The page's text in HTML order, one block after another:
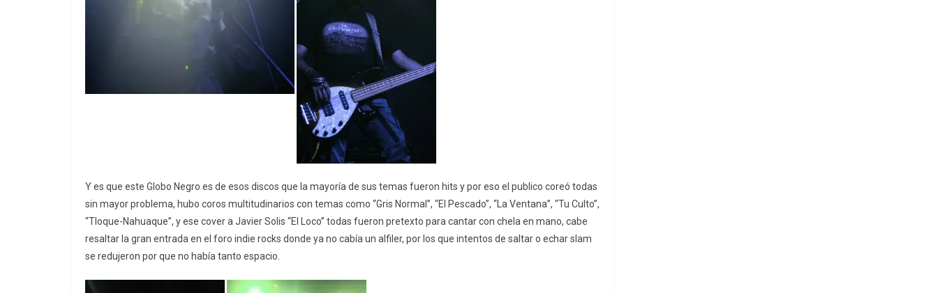
Y es que este Globo Negro es de esos discos que la mayoría de sus temas fueron hits y por eso el publico coreó todas
sin mayor problema, hubo coros multitudinarios con temas como “Gris Normal”, “El Pescado”, “La Ventana”, “Tu Culto”,
“Tloque-Nahuaque”, y ese cover a Javier Solis “El Loco” todas fueron pretexto para cantar con chela en mano, cabe
resaltar la gran entrada en el foro indie rocks donde ya no cabía un alfiler, por los que intentos de saltar o echar slam
se redujeron por que no había tanto espacio.